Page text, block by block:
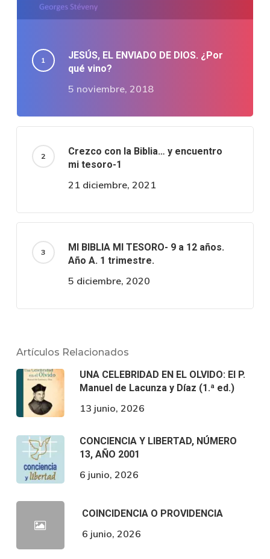
JESÚS, EL ENVIADO DE DIOS. ¿Por
qué vino?
5 noviembre, 2018
Crezco con la Biblia… y encuentro
mi tesoro-1
21 diciembre, 2021
MI BIBLIA MI TESORO- 9 a 12 años.
Año A. 1 trimestre.
5 diciembre, 2020
Artículos Relacionados
UNA CELEBRIDAD EN EL OLVIDO: El P.
Manuel de Lacunza y Díaz (1.ª ed.)
13 junio, 2026
CONCIENCIA Y LIBERTAD, NÚMERO
13, AÑO 2001
6 junio, 2026
COINCIDENCIA O PROVIDENCIA
6 junio, 2026